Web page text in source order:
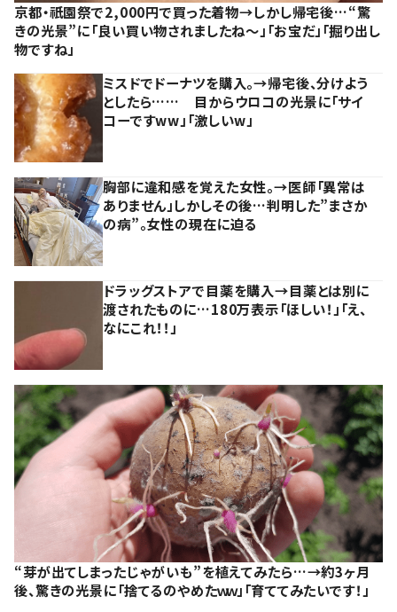
京都・祇園祭で2,000円で買った着物→しかし帰宅後…“驚
きの光景”に「良い買い物されましたね～」「お宝だ」「掘り出し
物ですね」
ミスドでドーナツを購入。→帰宅後、分けよう
としたら…… 目からウロコの光景に「サイ
コーですww」「激しいw」
胸部に違和感を覚えた女性。→医師「異常は
ありません」しかしその後…判明した”まさか
の病”。女性の現在に迫る
ドラッグストアで目薬を購入→目薬とは別に
渡されたものに…180万表示「ほしい！」「え、
なにこれ！！」
“芽が出てしまったじゃがいも”を植えてみたら…→約3ヶ月
後、驚きの光景に「捨てるのやめたｗｗ」「育ててみたいです！」